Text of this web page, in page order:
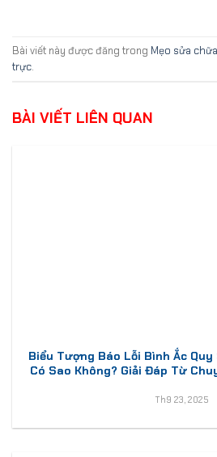
Bài viết này được đăng trong Mẹo sửa chữa
trực.
BÀI VIẾT LIÊN QUAN
Biểu Tượng Báo Lỗi Bình Ắc
Có Sao Không? Giải Đáp Từ
Th9 23, 2025